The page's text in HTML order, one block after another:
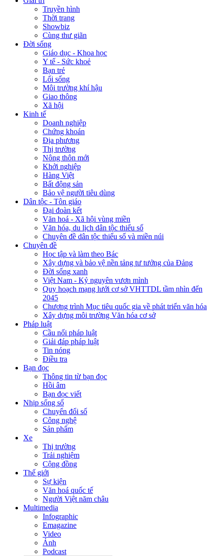
Truyền hình
Thời trang
Showbiz
Cùng thư giãn
Đời sống
Giáo dục - Khoa học
Y tế - Sức khoẻ
Bạn trẻ
Lối sống
Môi trường khí hậu
Giao thông
Xã hội
Kinh tế
Doanh nghiệp
Chứng khoán
Địa phương
Thị trường
Nông thôn mới
Khởi nghiệp
Hàng Việt
Bất động sản
Bảo vệ người tiêu dùng
Dân tộc - Tôn giáo
Đại đoàn kết
Văn hoá - Xã hội vùng miền
Văn hóa, du lịch dân tộc thiểu số
Chuyên đề dân tộc thiểu số và miền núi
Chuyên đề
Học tập và làm theo Bác
Xây dựng và bảo vệ nền tảng tư tưởng của Đảng
Đời sống xanh
Việt Nam - Kỷ nguyên vươn mình
Quy hoạch mạng lưới cơ sở VHTTDL tầm nhìn đến
2045
Chương trình Mục tiêu quốc gia về phát triển văn hóa
Xây dựng môi trường Văn hóa cơ sở
Pháp luật
Cầu nối pháp luật
Giải đáp pháp luật
Tin nóng
Điều tra
Bạn đọc
Thông tin từ bạn đọc
Hồi âm
Bạn đọc viết
Nhịp sống số
Chuyển đổi số
Công nghệ
Sản phẩm
Xe
Thị trường
Trải nghiệm
Cộng đồng
Thế giới
Sự kiện
Văn hoá quốc tế
Người Việt năm châu
Multimedia
Infographic
Emagazine
Video
Ảnh
Podcast